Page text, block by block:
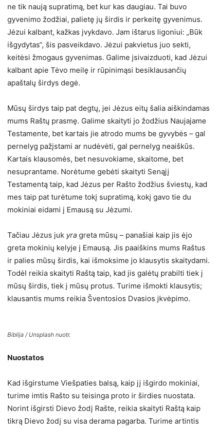
ne tik naują supratimą, bet kur kas daugiau. Tai buvo
gyvenimo žodžiai, palietę jų širdis ir perkeitę gyvenimus.
Jėzui kalbant, kažkas įvykdavo. Jam ištarus ligoniui: „Būk
išgydytas“, šis pasveikdavo. Jėzui pakvietus juo sekti,
keitėsi žmogaus gyvenimas. Galime įsivaizduoti, kad Jėzui
kalbant apie Tėvo meilę ir rūpinimąsi besiklausančių
apaštalų širdys degė.
Mūsų širdys taip pat degtų, jei Jėzus eitų šalia aiškindamas
mums Raštų prasmę. Galime skaityti jo žodžius Naujajame
Testamente, bet kartais jie atrodo mums be gyvybės – gal
pernelyg pažįstami ar nudėvėti, gal pernelyg neaiškūs.
Kartais klausomės, bet nesuvokiame, skaitome, bet
nesuprantame. Norėtume gebėti skaityti Senąjį
Testamentą taip, kad Jėzus per Rašto žodžius šviestų, kad
mes taip pat turėtume tokį supratimą, kokį gavo tie du
mokiniai eidami į Emausą su Jėzumi.
Tačiau Jėzus juk yra greta mūsų – panašiai kaip jis ėjo
greta mokinių kelyje į Emausą. Jis paaiškins mums Raštus
ir palies mūsų širdis, kai išmoksime jo klausytis skaitydami.
Todėl reikia skaityti Raštą taip, kad jis galėtų prabilti tiek į
mūsų širdis, tiek į mūsų protus. Turime išmokti klausytis;
klausantis mums reikia Šventosios Dvasios įkvėpimo.
Biblija / Unsplash nuotr.
Nuostatos
Kad išgirstume Viešpaties balsą, kaip jį išgirdo mokiniai,
turime imtis Rašto su teisinga proto ir širdies nuostata.
Norint išgirsti Dievo žodį Rašte, reikia skaityti Raštą kaip
tikrą Dievo žodį su visa derama pagarba. Turime artintis